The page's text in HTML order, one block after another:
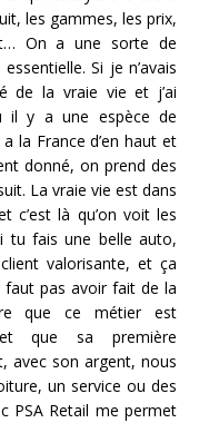
les gammes, les prix,
On a une sorte de
Si je n’avais
de la vraie vie et j’ai
il y a une espèce de
la France d’en haut et
donné, on prend des
La vraie vie est dans
c’est là qu’on voit les
tu fais une belle auto,
valorisante, et ça
pas avoir fait de la
que ce métier est
et que sa première
avec son argent, nous
un service ou des
PSA Retail me permet